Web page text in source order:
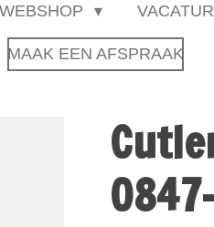
WEBSHOP
MAAK EEN AFSPRAAK